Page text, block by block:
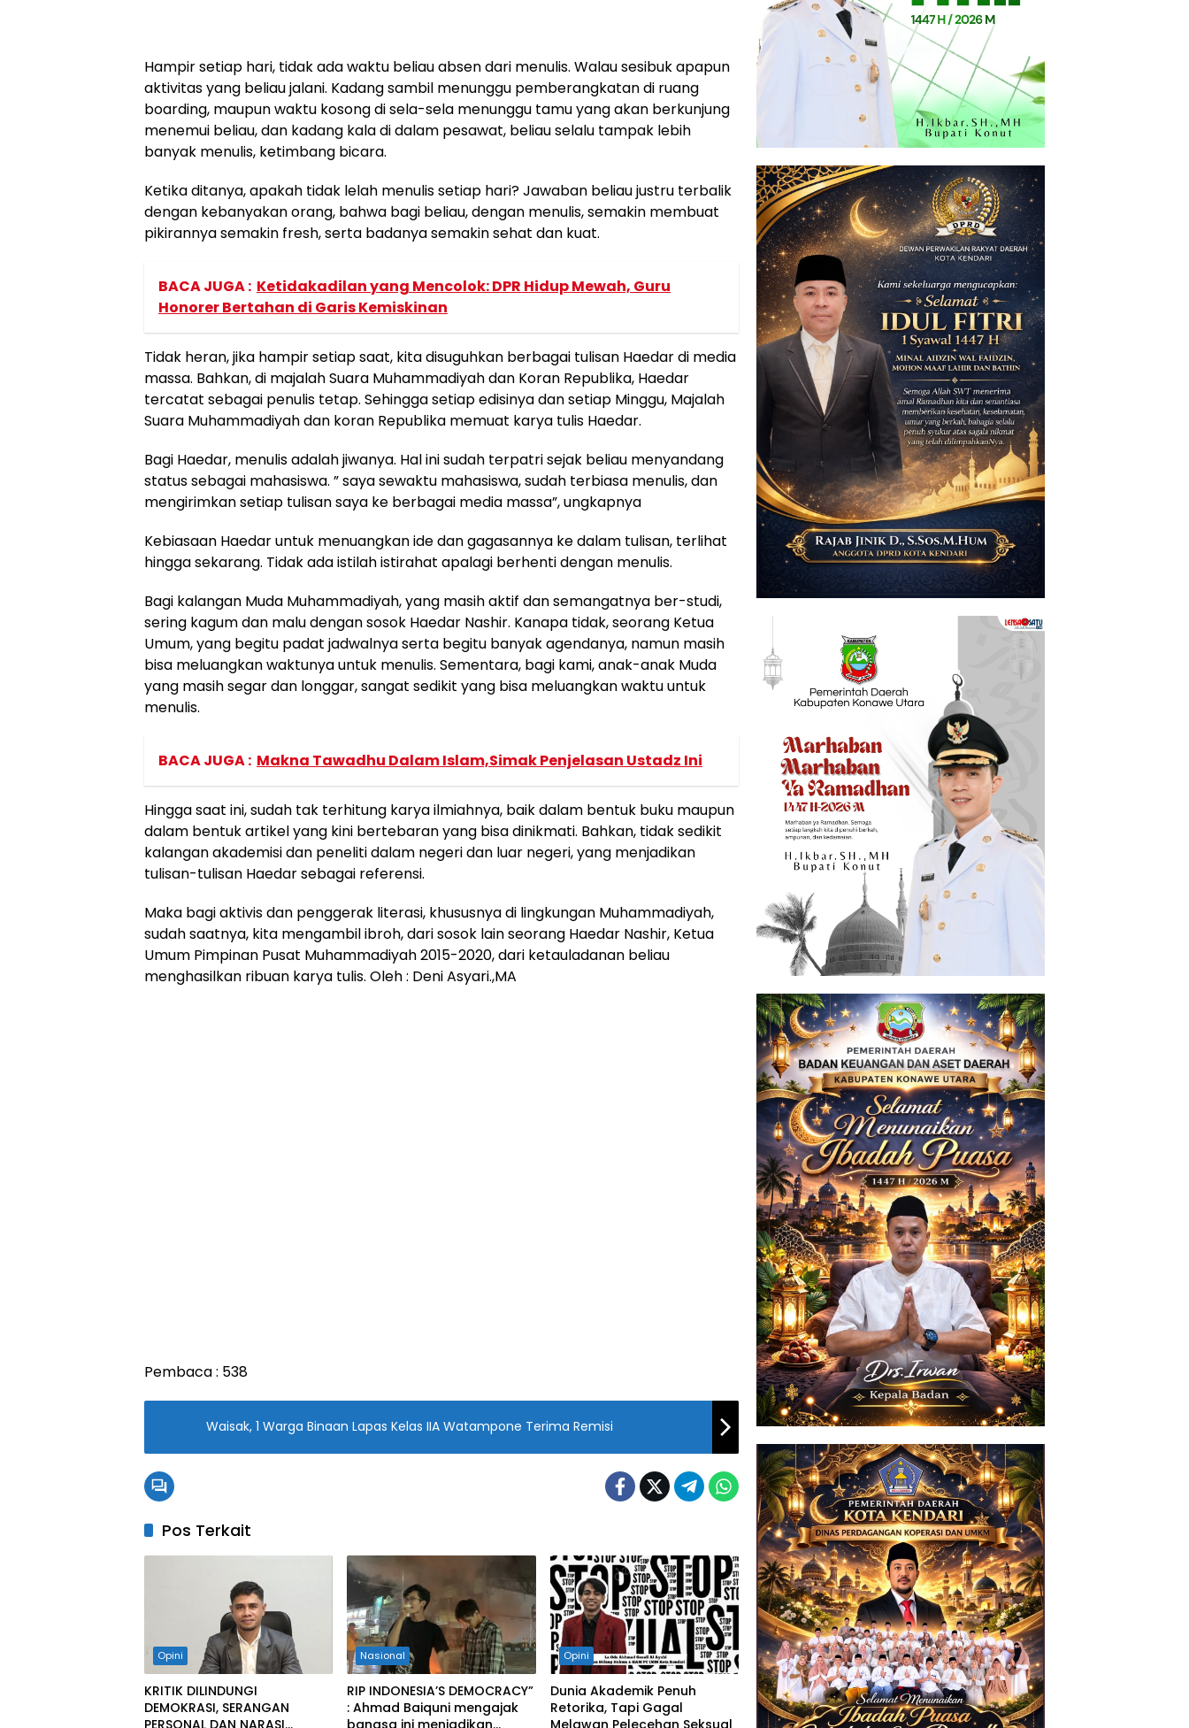
Hampir setiap hari, tidak ada waktu beliau absen dari menulis. Walau sesibuk apapun
aktivitas yang beliau jalani. Kadang sambil menunggu pemberangkatan di ruang
boarding, maupun waktu kosong di sela-sela menunggu tamu yang akan berkunjung
menemui beliau, dan kadang kala di dalam pesawat, beliau selalu tampak lebih
banyak menulis, ketimbang bicara.
Ketika ditanya, apakah tidak lelah menulis setiap hari? Jawaban beliau justru terbalik
dengan kebanyakan orang, bahwa bagi beliau, dengan menulis, semakin membuat
pikirannya semakin fresh, serta badanya semakin sehat dan kuat.
BACA JUGA : Ketidakadilan yang Mencolok: DPR Hidup Mewah, Guru
Honorer Bertahan di Garis Kemiskinan
Tidak heran, jika hampir setiap saat, kita disuguhkan berbagai tulisan Haedar di media
massa. Bahkan, di majalah Suara Muhammadiyah dan Koran Republika, Haedar
tercatat sebagai penulis tetap. Sehingga setiap edisinya dan setiap Minggu, Majalah
Suara Muhammadiyah dan koran Republika memuat karya tulis Haedar.
Bagi Haedar, menulis adalah jiwanya. Hal ini sudah terpatri sejak beliau menyandang
status sebagai mahasiswa. ” saya sewaktu mahasiswa, sudah terbiasa menulis, dan
mengirimkan setiap tulisan saya ke berbagai media massa”, ungkapnya
Kebiasaan Haedar untuk menuangkan ide dan gagasannya ke dalam tulisan, terlihat
hingga sekarang. Tidak ada istilah istirahat apalagi berhenti dengan menulis.
Bagi kalangan Muda Muhammadiyah, yang masih aktif dan semangatnya ber-studi,
sering kagum dan malu dengan sosok Haedar Nashir. Kanapa tidak, seorang Ketua
Umum, yang begitu padat jadwalnya serta begitu banyak agendanya, namun masih
bisa meluangkan waktunya untuk menulis. Sementara, bagi kami, anak-anak Muda
yang masih segar dan longgar, sangat sedikit yang bisa meluangkan waktu untuk
menulis.
BACA JUGA : Makna Tawadhu Dalam Islam,Simak Penjelasan Ustadz Ini
Hingga saat ini, sudah tak terhitung karya ilmiahnya, baik dalam bentuk buku maupun
dalam bentuk artikel yang kini bertebaran yang bisa dinikmati. Bahkan, tidak sedikit
kalangan akademisi dan peneliti dalam negeri dan luar negeri, yang menjadikan
tulisan-tulisan Haedar sebagai referensi.
Maka bagi aktivis dan penggerak literasi, khususnya di lingkungan Muhammadiyah,
sudah saatnya, kita mengambil ibroh, dari sosok lain seorang Haedar Nashir, Ketua
Umum Pimpinan Pusat Muhammadiyah 2015-2020, dari ketauladanan beliau
menghasilkan ribuan karya tulis. Oleh : Deni Asyari.,MA
Pembaca : 538
Waisak, 1 Warga Binaan Lapas Kelas IIA Watampone Terima Remisi
Pos Terkait
Opini
KRITIK DILINDUNGI
DEMOKRASI, SERANGAN
PERSONAL DAN NARASI
Nasional
RIP INDONESIA’S DEMOCRACY”
: Ahmad Baiquni mengajak
bangsa ini menjadikan
Opini
Dunia Akademik Penuh
Retorika, Tapi Gagal
Melawan Pelecehan Seksual